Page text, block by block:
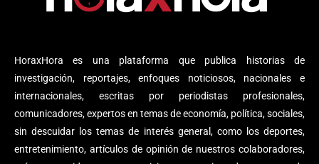
HoraxHora es una plataforma que publica historias de
investigación, reportajes, enfoques noticiosos, nacionales e
internacionales, escritas por periodistas profesionales,
comunicadores, expertos en temas de economía, política, sociales,
sin descuidar los temas de interés general, como los deportes,
entretenimiento, artículos de opinión de nuestros colaboradores,